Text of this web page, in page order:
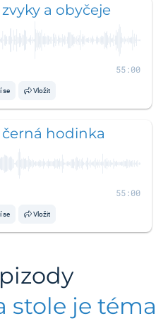
a obyčeje
55:00
se Vložit
hodinka
55:00
se Vložit
stole je téma